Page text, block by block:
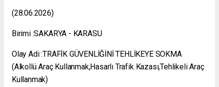
(28.06.2026)
Birimi :SAKARYA - KARASU
Olay Adi :TRAFİK GÜVENLİĞİNİ TEHLİKEYE SOKMA
(Alkollü Araç Kullanmak,Hasarlı Trafik Kazası,Tehlikeli Araç
Kullanmak)